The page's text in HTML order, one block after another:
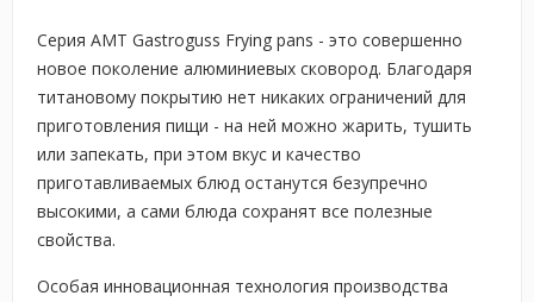
Серия AMT Gastroguss Frying pans - это совершенно
новое поколение алюминиевых сковород. Благодаря
титановому покрытию нет никаких ограничений для
приготовления пищи - на ней можно жарить, тушить
или запекать, при этом вкус и качество
приготавливаемых блюд останутся безупречно
высокими, а сами блюда сохранят все полезные
свойства.
Особая инновационная технология производства